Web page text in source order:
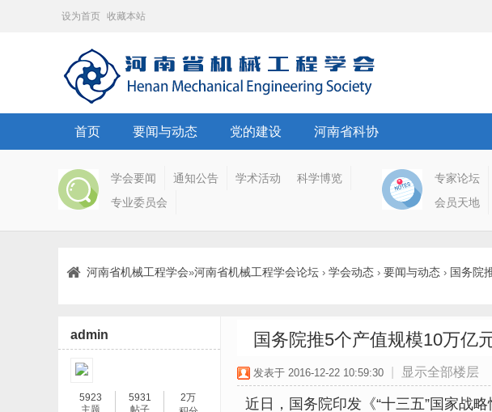
设为首页 收藏本站
首页 要闻与动态 党的建设 河南省科协
学会要闻 通知公告 学术活动
科学博览
专业委员会
专家论坛
会员天地
河南省机械工程学会»河南省机械工程学会论坛 › 学会动态 › 要闻与动态 › 国务院
admin
5923
主题
5931
帖子
2万
国务院推5个产值规模10万亿
发表于 2016-12-22 10:59:30 显示全部楼层
近日，国务院印发《“十三五”国家战